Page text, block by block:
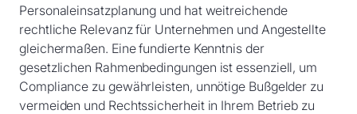
Personaleinsatzplanung und hat weitreichende
rechtliche Relevanz für Unternehmen und Angestellte
gleichermaßen. Eine fundierte Kenntnis der
gesetzlichen Rahmenbedingungen ist essenziell, um
Compliance zu gewährleisten, unnötige Bußgelder zu
vermeiden und Rechtssicherheit in Ihrem Betrieb zu